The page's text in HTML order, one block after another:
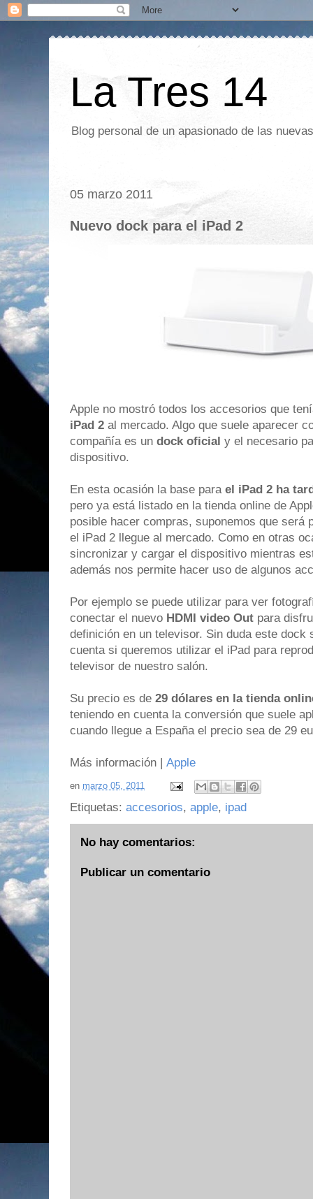
La Tres 14
Blog personal de un apasionado de las
05 marzo 2011
Nuevo dock para el iPad 2
Apple no mostró todos los accesorios que
iPad 2 al mercado. Algo que suele aparecer
compañía es un dock oficial y el necesario
dispositivo.
En esta ocasión la base para el iPad 2 ha
pero ya está listado en la tienda online de
posible hacer compras, suponemos que será
el iPad 2 llegue al mercado. Como en otras
sincronizar y cargar el dispositivo mientras
además nos permite hacer uso de algunos
Por ejemplo se puede utilizar para ver
conectar el nuevo HDMI video Out para
definición en un televisor. Sin duda este dock
cuenta si queremos utilizar el iPad para
televisor de nuestro salón.
Su precio es de 29 dólares en la tienda
teniendo en cuenta la conversión que suele
cuando llegue a España el precio sea de 29
Más información | Apple
en marzo 05, 2011
Etiquetas: accesorios, apple, ipad
No hay comentarios:
Publicar un comentario